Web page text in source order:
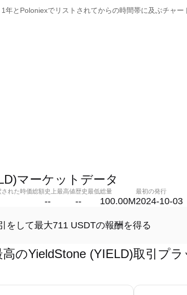
年とPoloniexでリストされてからの時間帯に及ぶチャー
マーケットデータ
された時価総額史上最高値
--
歴史最低
--
総量
100.00M
最初の発行
2024-10-03
をして最大711 USDTの報酬を得る
のYieldStone (YIELD)取引プ